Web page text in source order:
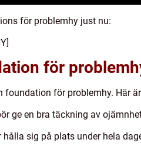
för problemhy just nu:
för
för problemhy. Här
ge en bra täckning av
sig på plats under hela